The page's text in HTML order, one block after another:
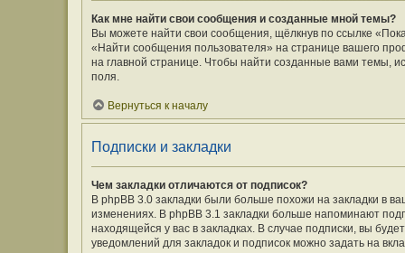
Как мне найти свои сообщения и созданные мной темы?
Вы можете найти свои сообщения, щёлкнув по ссылке
«Найти сообщения пользователя» на странице вашего
на главной странице. Чтобы найти созданные вами темы,
поля.
Вернуться к началу
Подписки и закладки
Чем закладки отличаются от подписок?
В phpBB 3.0 закладки были больше похожи на закладки в
изменениях. В phpBB 3.1 закладки больше напоминают
находящейся у вас в закладках. В случае подписки, вы
уведомлений для закладок и подписок можно задать на